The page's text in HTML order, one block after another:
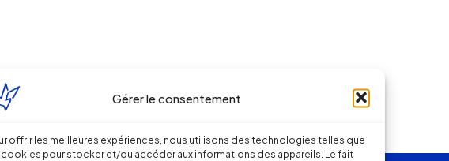
Gérer le consentement
offrir les meilleures expériences, nous utilisons des technologies telles que
cookies pour stocker et/ou accéder aux informations des appareils. Le fait